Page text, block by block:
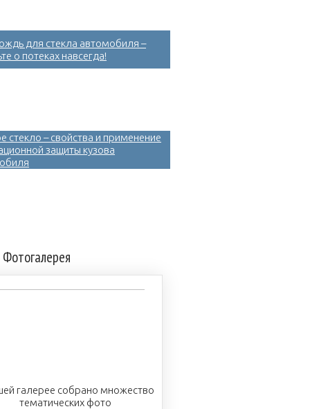
для стекла автомобиля –
о потеках навсегда!
стекло – свойства и применение
защиты кузова
Фотогалерея
галерее собрано множество
тематических фото